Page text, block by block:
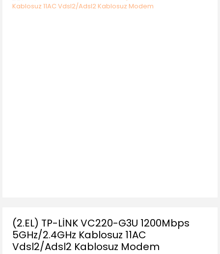
(2.EL) TP-LİNK VC220-G3U 1200Mbps
5GHz/2.4GHz Kablosuz 11AC
Vdsl2/Adsl2 Kablosuz Modem